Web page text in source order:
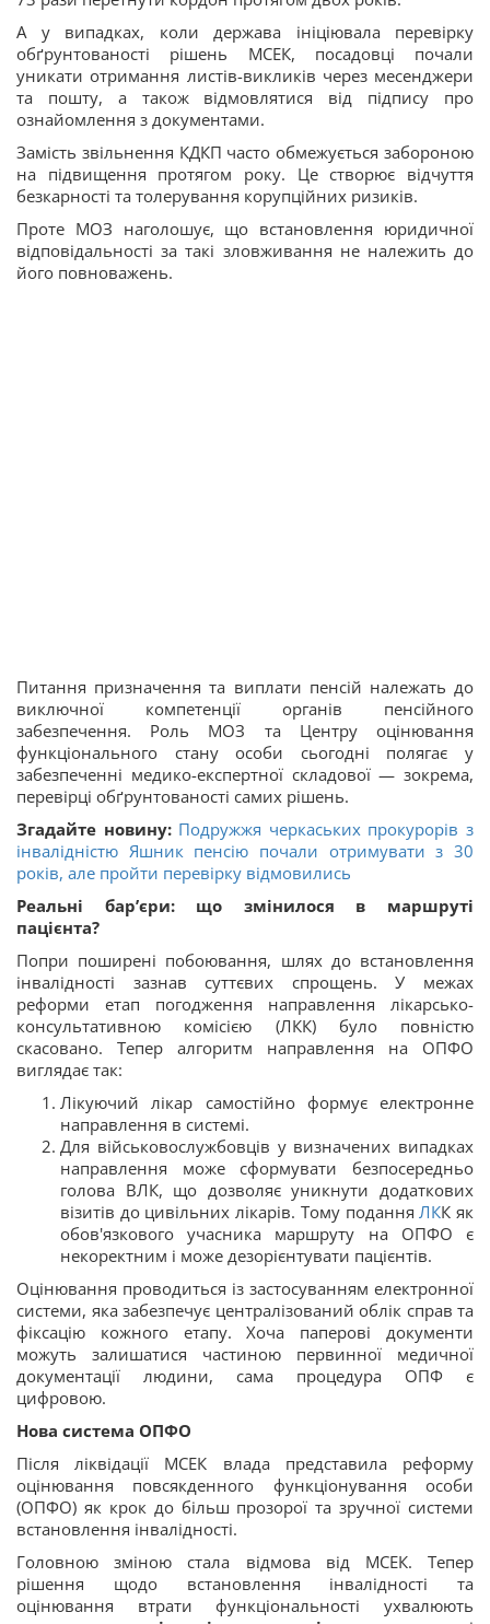
А у випадках, коли держава ініціювала перевірку
обґрунтованості рішень МСЕК, посадовці почали
уникати отримання листів-викликів через месенджери
та пошту, а також відмовлятися від підпису про
ознайомлення з документами.
Замість звільнення КДКП часто обмежується забороною
на підвищення протягом року. Це створює відчуття
безкарності та толерування корупційних ризиків.
Проте МОЗ наголошує, що встановлення юридичної
відповідальності за такі зловживання не належить до
його повноважень.
Питання призначення та виплати пенсій належать до
виключної компетенції органів пенсійного
забезпечення. Роль МОЗ та Центру оцінювання
функціонального стану особи сьогодні полягає у
забезпеченні медико-експертної складової — зокрема,
перевірці обґрунтованості самих рішень.
Згадайте новину: Подружжя черкаських прокурорів з
інвалідністю Яшник пенсію почали отримувати з 30
років, але пройти перевірку відмовились
Реальні бар’єри: що змінилося в маршруті
пацієнта?
Попри поширені побоювання, шлях до встановлення
інвалідності зазнав суттєвих спрощень. У межах
реформи етап погодження направлення лікарсько-
консультативною комісією (ЛКК) було повністю
скасовано. Тепер алгоритм направлення на ОПФО
виглядає так:
Лікуючий лікар самостійно формує електронне
направлення в системі.
Для військовослужбовців у визначених випадках
направлення може сформувати безпосередньо
голова ВЛК, що дозволяє уникнути додаткових
візитів до цивільних лікарів. Тому подання ЛКК як
обов'язкового учасника маршруту на ОПФО є
некоректним і може дезорієнтувати пацієнтів.
Оцінювання проводиться із застосуванням електронної
системи, яка забезпечує централізований облік справ та
фіксацію кожного етапу. Хоча паперові документи
можуть залишатися частиною первинної медичної
документації людини, сама процедура ОПФ є
цифровою.
Нова система ОПФО
Після ліквідації МСЕК влада представила реформу
оцінювання повсякденного функціонування особи
(ОПФО) як крок до більш прозорої та зручної системи
встановлення інвалідності.
Головною зміною стала відмова від МСЕК. Тепер
рішення щодо встановлення інвалідності та
оцінювання втрати функціональності ухвалюють